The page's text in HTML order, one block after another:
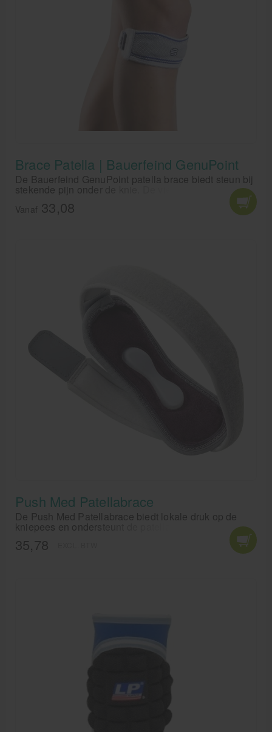
Brace Patella | Bauerfeind GenuPoint
De Bauerfeind GenuPoint patella brace biedt steun bij
stekende pijn onder de knie. De vier geldrukpunten
oefenen druk uit op de kniepees en ondersteunt de
patella/knieschijf.
Vanaf 33,08
Push Med Patellabrace
De Push Med Patellabrace biedt lokale druk op de
kniepees en ondersteunt de patella. Op deze manier
wordt de aanhechting van de bovenbeenspier ontlast
en vermindert de trekkracht op het onderbeen
waaardoor pijnklachten verminderen. De pelote van
35,78